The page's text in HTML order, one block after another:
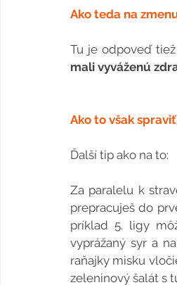
Ako teda na
Tu je odpoveď
mali vyváženú
Ako to však
Ďalší tip ako na to:
Za paralelu k
prepracuješ do
príklad 5. ligy
vyprážaný syr a
raňajky misku
zeleninový šalát s